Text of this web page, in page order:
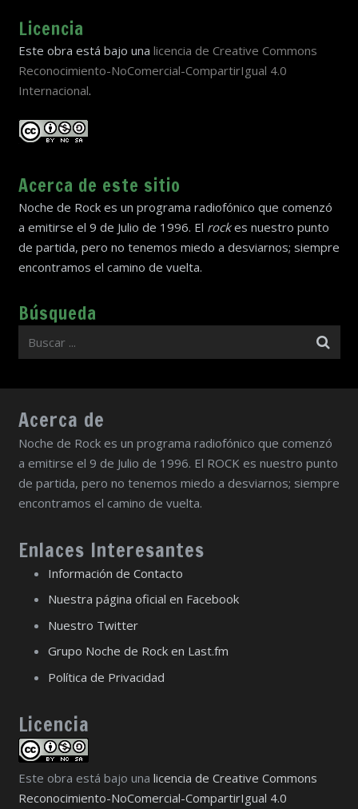
Licencia
Este obra está bajo una licencia de Creative Commons
Reconocimiento-NoComercial-CompartirIgual 4.0
Internacional.
Acerca de este sitio
Noche de Rock es un programa radiofónico que comenzó
a emitirse el 9 de Julio de 1996. El rockes nuestro punto
de partida, pero no tenemos miedo a desviarnos; siempre
encontramos el camino de vuelta.
Búsqueda
Acerca de
Noche de Rock es un programa radiofónico que comenzó
a emitirse el 9 de Julio de 1996. El ROCK es nuestro punto
de partida, pero no tenemos miedo a desviarnos; siempre
encontramos el camino de vuelta.
Enlaces Interesantes
Información de Contacto
Nuestra página oficial en Facebook
Nuestro Twitter
Grupo Noche de Rock en Last.fm
Política de Privacidad
Licencia
Este obra está bajo una licencia de Creative Commons
Reconocimiento-NoComercial-CompartirIgual 4.0